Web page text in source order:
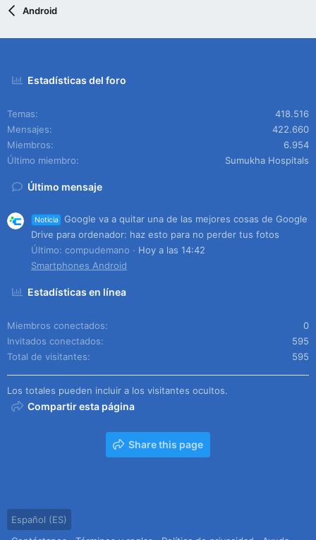
Android
Estadísticas del foro
Temas
418.516
Mensajes
422.660
Miembros
6.954
Último miembro
Sumukha Hospitals
Último mensaje
Noticia
Google va a quitar una de las mejores cosas de Google
Drive para ordenador: haz esto para no perder tus fotos
Último: compudemano
Hoy a las 14:42
Smartphones Android
Estadísticas en línea
Miembros conectados
0
Invitados conectados
595
Total de visitantes
595
Los totales pueden incluir a los visitantes ocultos.
Compartir esta página
Share this page
Español (ES)